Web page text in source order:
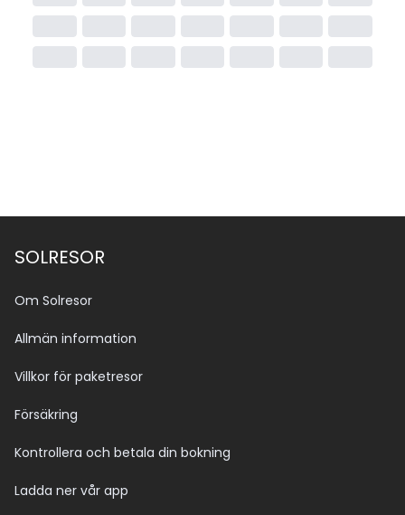
SOLRESOR
Om Solresor
Allmän information
Villkor för paketresor
Försäkring
Kontrollera och betala din bokning
Ladda ner vår app